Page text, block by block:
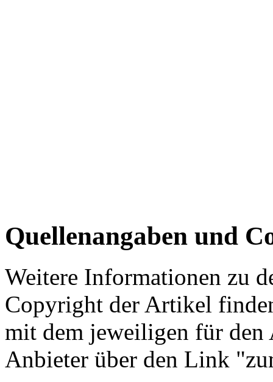
Quellenangaben und
Weitere Informationen zu
Copyright der Artikel
mit dem jeweiligen für
Anbieter über den Link